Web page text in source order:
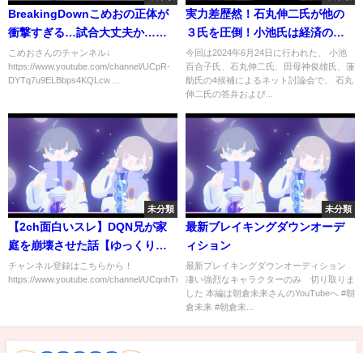
BreakingDownこめおの正体が
衝撃すぎる…試合大丈夫か…
【朝倉未来】
こめおさんのチャンネル↓
https://www.youtube.com/channel/UCpR-
DYTq7u9ELBbps4KQLcw ...
実力差歴然！石丸伸二氏が他の
３氏を圧倒！小池氏は経済のプ
ロに挑むも無知が露呈し返り討
ちに…。
今回は2024年6月24日に行われた、 小池
百合子氏、石丸伸二氏、田母神俊雄氏、蓮
舫氏の4候補によるネット討論会で、 石丸
伸二氏の答弁および...
未分類
【2ch面白いスレ】DQN兄が家
庭を崩壊させた話【ゆっくり解
説】
チャンネル登録はこちらから！
https://www.youtube.com/channel/UCqnhTmM2JiohfOgZoOa_9f...
未分類
最新ブレイキングダウンオーデ
ィション
最新ブレイキングダウンオーディション
凄い強烈なキャラクターのみ 切り取りま
した 本編は朝倉未来さんのYouTubeへ #朝
倉未来 #朝倉未...